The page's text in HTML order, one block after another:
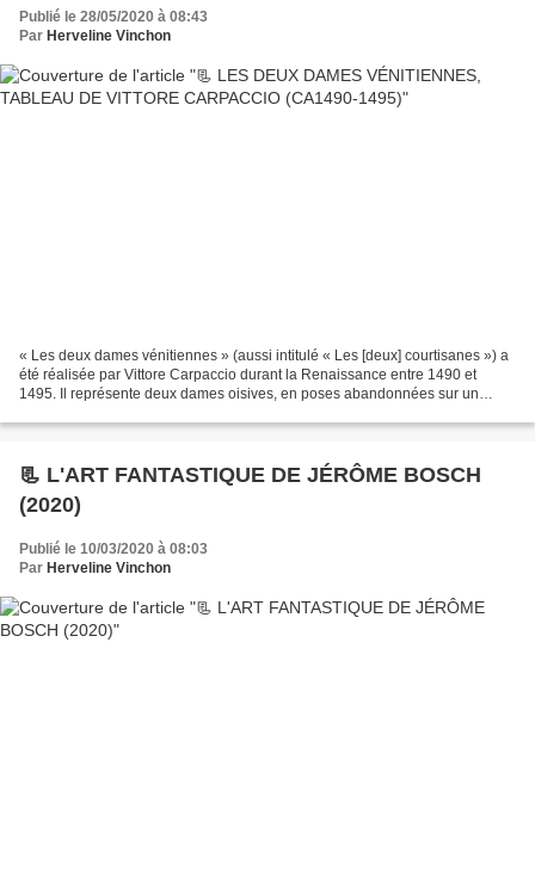
Publié le 28/05/2020 à 08:43
Par Herveline Vinchon
« Les deux dames vénitiennes » (aussi intitulé « Les [deux] courtisanes ») a
été réalisée par Vittore Carpaccio durant la Renaissance entre 1490 et
1495. Il représente deux dames oisives, en poses abandonnées sur un
📃 L'ART FANTASTIQUE DE JÉRÔME BOSCH
(2020)
Publié le 10/03/2020 à 08:03
Par Herveline Vinchon